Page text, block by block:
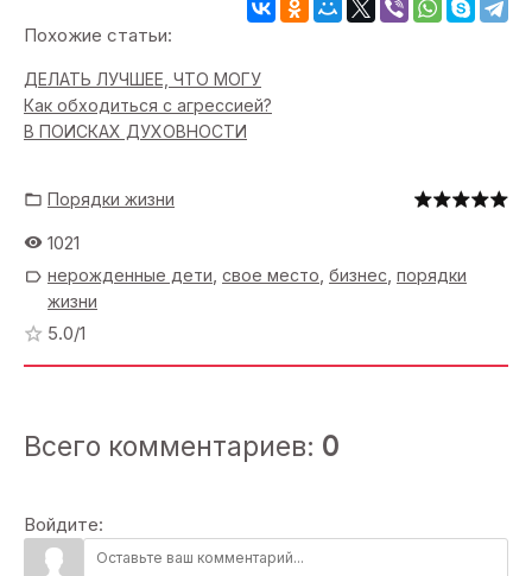
Похожие статьи:
ДЕЛАТЬ ЛУЧШЕЕ, ЧТО МОГУ
Как обходиться с агрессией?
В ПОИСКАХ ДУХОВНОСТИ
Порядки жизни
1021
нерожденные дети, свое место, бизнес, порядки
жизни
5.0/1
Всего комментариев: 0
Войдите: